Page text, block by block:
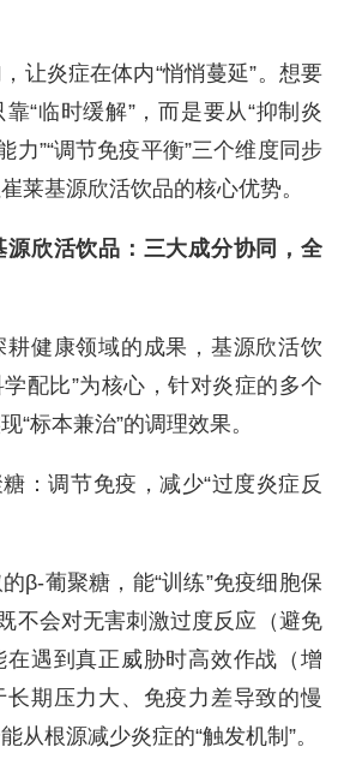
让炎症在体内“悄悄蔓延”。想要
“临时缓解”，而是要从“抑制炎
力”“调节免疫平衡”三个维度同步
基源欣活饮品的核心优势。
源欣活饮品：三大成分协同，全
健康领域的成果，基源欣活饮
配比”为核心，针对炎症的多个
“标本兼治”的调理效果。
糖：调节免疫，减少“过度炎症反
β-葡聚糖，能“训练”免疫细胞保
不会对无害刺激过度反应（避免
遇到真正威胁时高效作战（增
期压力大、免疫力差导致的慢
从根源减少炎症的“触发机制”。